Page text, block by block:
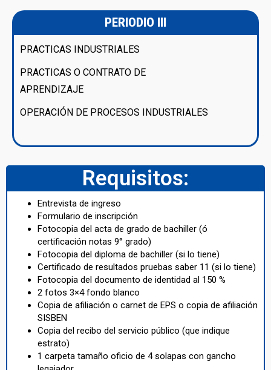
PERIODIO III
PRACTICAS INDUSTRIALES
PRACTICAS O CONTRATO DE
APRENDIZAJE
OPERACIÓN DE PROCESOS INDUSTRIALES
Requisitos:
Entrevista de ingreso
Formulario de inscripción
Fotocopia del acta de grado de bachiller (ó
certificación notas 9° grado)
Fotocopia del diploma de bachiller (si lo tiene)
Certificado de resultados pruebas saber 11 (si lo tiene)
Fotocopia del documento de identidad al 150 %
2 fotos 3×4 fondo blanco
Copia de afiliación o carnet de EPS o copia de afiliación
SISBEN
Copia del recibo del servicio público (que indique
estrato)
1 carpeta tamaño oficio de 4 solapas con gancho